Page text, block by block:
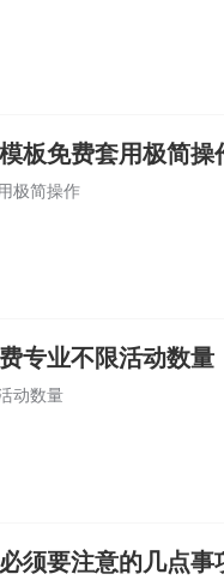
板免费套用极简操
极简操作
专业不限活动数量
动数量
须要注意的几点事